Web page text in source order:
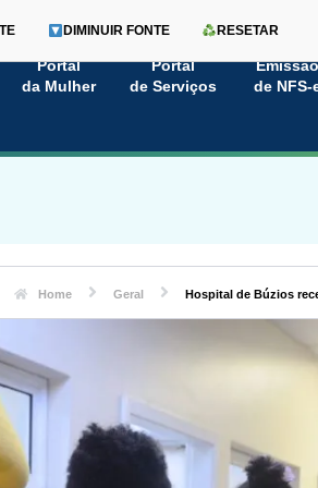
Portal
da Mulher
Portal
de Serviços
de NFS-
DIMINUIR FONTE RESETAR
Home Geral Hospital de Búzios